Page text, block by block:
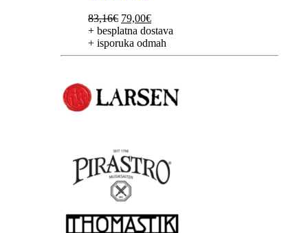
83,16€ Izvorna
cijena
bila
je:
79,00€Trenutna
cijena
je:
79,00€.
+ besplatna dostava
+ isporuka odmah